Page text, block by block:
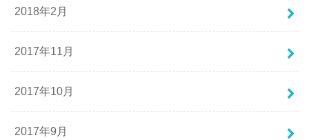
2018年2月
2017年11月
2017年10月
2017年9月